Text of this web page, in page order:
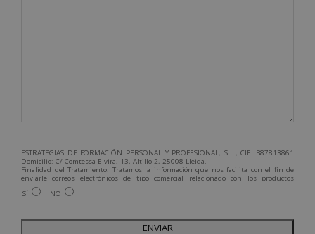
ESTRATEGIAS DE FORMACIÓN PERSONAL Y PROFESIONAL, S.L., CIF: B87813861
Domicilio: C/ Comtessa Elvira, 13, Altillo 2, 25008 Lleida.
Finalidad del Tratamiento: Tratamos la información que nos facilita con el fin de
enviarle correos electrónicos de tipo comercial relacionado con los productos
ofrecidos y otros tipo de productos que fueran de su interés.
Legitimación del tratamiento: Consentimiento del interesado.
Para más información consulte nuestra Política de Privacidad.
Desea recibir información comercial (vía telefónica y/o email):
SÍ NO